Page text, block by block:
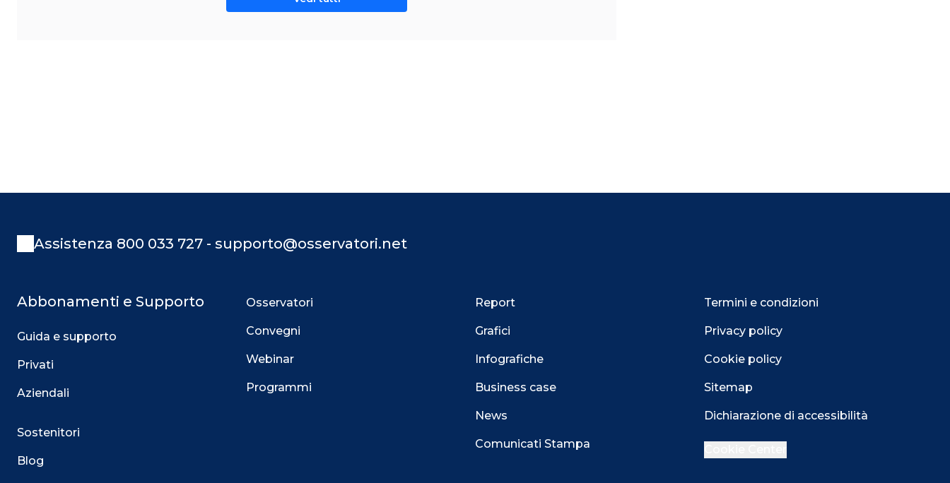
Assistenza 800 033 727 - supporto@osservatori.net
Abbonamenti e Supporto
Guida e supporto
Privati
Aziendali
Sostenitori
Blog
Osservatori
Convegni
Webinar
Programmi
Report
Grafici
Infografiche
Business case
News
Comunicati Stampa
Termini e condizioni
Privacy policy
Cookie policy
Sitemap
Dichiarazione di accessibilità